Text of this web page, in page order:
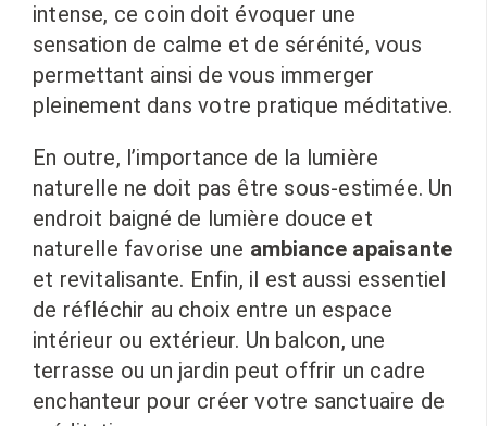
intense, ce coin doit évoquer une
sensation de calme et de sérénité, vous
permettant ainsi de vous immerger
pleinement dans votre pratique méditative.
En outre, l’importance de la lumière
naturelle ne doit pas être sous-estimée. Un
endroit baigné de lumière douce et
naturelle favorise une ambiance apaisante
et revitalisante. Enfin, il est aussi essentiel
de réfléchir au choix entre un espace
intérieur ou extérieur. Un balcon, une
terrasse ou un jardin peut offrir un cadre
enchanteur pour créer votre sanctuaire de